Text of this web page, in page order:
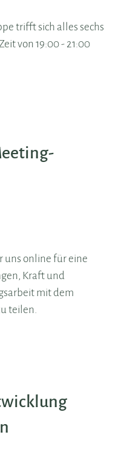
trifft sich alles sechs
von 19:00 - 21:00
uns online für eine
Kraft und
mit dem
teilen.